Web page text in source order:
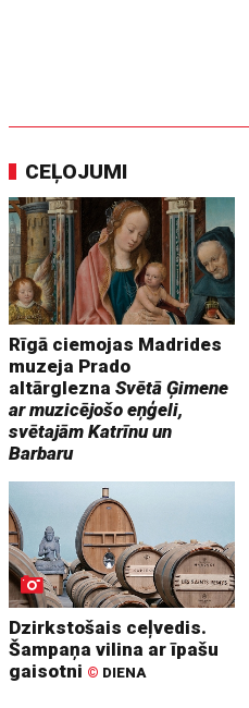
CEĻOJUMI
Rīgā ciemojas Madrides
muzeja Prado
altārgleznaSvētā Ģimene
ar muzicējošo eņģeli,
svētajām Katrīnu un
Barbaru
Dzirkstošais ceļvedis.
Šampaņa vilina ar īpašu
gaisotni © DIENA